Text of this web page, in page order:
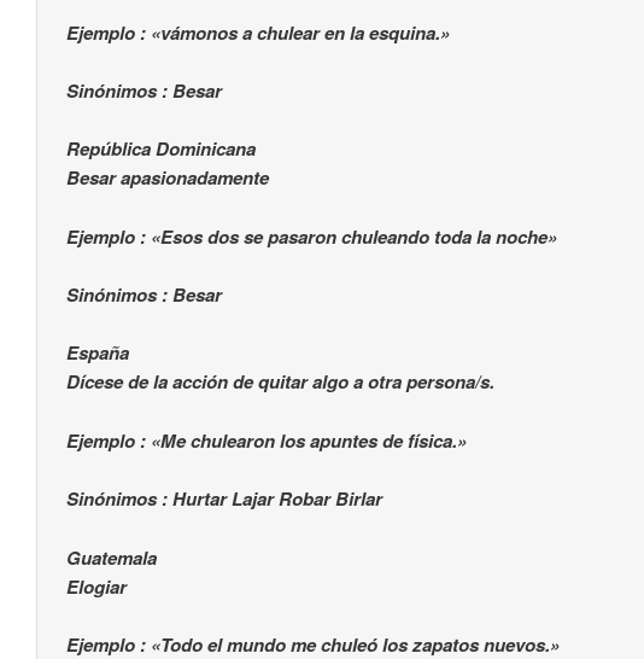
Ejemplo : «vámonos a chulear en la esquina.»
Sinónimos : Besar
República Dominicana
Besar apasionadamente
Ejemplo : «Esos dos se pasaron chuleando toda la noche»
Sinónimos : Besar
España
Dícese de la acción de quitar algo a otra persona/s.
Ejemplo : «Me chulearon los apuntes de física.»
Sinónimos : Hurtar Lajar Robar Birlar
Guatemala
Elogiar
Ejemplo : «Todo el mundo me chuleó los zapatos nuevos.»